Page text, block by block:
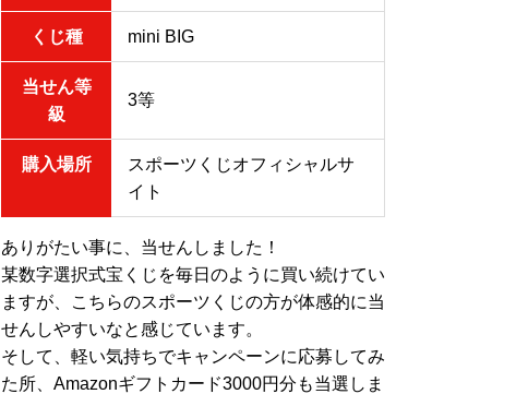
くじ種 mini BIG
当せん等
級
3等
購入場所
スポーツくじオフィシャルサ
イト
ありがたい事に、当せんしました！
某数字選択式宝くじを毎日のように買い続けてい
ますが、こちらのスポーツくじの方が体感的に当
せんしやすいなと感じています。
そして、軽い気持ちでキャンペーンに応募してみ
た所、Amazonギフトカード3000円分も当選しま